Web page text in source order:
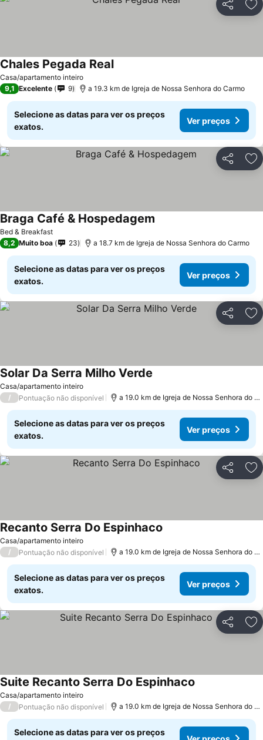
Partilhar
Casa/apartamento inteiro
Chales Pegada RealVer preços
9,1 Excelente 9 a 19.3 km de Igreja de Nossa Senhora do Carmo
Selecione as datas para ver os preços
exatos.
Ver preços
Partilhar
Bed & Breakfast
Braga Café & Hospedagem
8,2 Muito boa 23 a 18.7 km de Igreja de Nossa Senhora do Carmo
Selecione as datas para ver os preços
exatos.
Ver preços
Partilhar
Casa/apartamento inteiro
Solar Da Serra Milho Verde
/ Pontuação não disponível a 19.0 km de Igreja de Nossa Senhora do
Selecione as datas para ver os preços
exatos.
Ver preços
Partilhar
Casa/apartamento inteiro
Recanto Serra Do Espinhaco
/ Pontuação não disponível a 19.0 km de Igreja de Nossa Senhora do
Selecione as datas para ver os preços
exatos.
Ver preços
Partilhar
Casa/apartamento inteiro
Suite Recanto Serra Do Espinhaco
/ Pontuação não disponível a 19.0 km de Igreja de Nossa Senhora do
Selecione as datas para ver os preços